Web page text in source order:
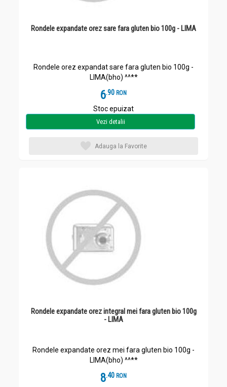
Rondele expandate orez sare fara gluten bio 100g - LIMA
Rondele orez expandat sare fara gluten bio 100g -
LIMA(bho) ^^**
6.9 RON
Stoc epuizat
Vezi detalii
Adauga la Favorite
Rondele expandate orez integral mei fara gluten bio 100g
- LIMA
Rondele expandate orez mei fara gluten bio 100g -
LIMA(bho) ^^**
8.4 RON